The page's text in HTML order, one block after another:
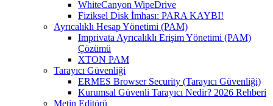
WhiteCanyon WipeDrive
Fiziksel Disk İmhası: PARA KAYBI!
Ayrıcalıklı Hesap Yönetimi (PAM)
Imprivata Ayrıcalıklı Erişim Yönetimi (PAM)
Çözümü
XTON PAM
Tarayıcı Güvenliği
ERMES Browser Security (Tarayıcı Güvenliği)
Kurumsal Güvenli Tarayıcı Nedir? 2026 Rehberi
Metin Editörü